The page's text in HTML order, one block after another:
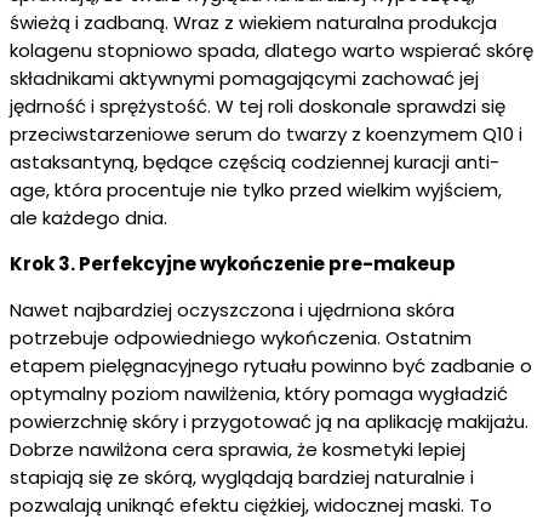
świeżą i zadbaną. Wraz z wiekiem naturalna produkcja
kolagenu stopniowo spada, dlatego warto wspierać skórę
składnikami aktywnymi pomagającymi zachować jej
jędrność i sprężystość. W tej roli doskonale sprawdzi się
przeciwstarzeniowe serum do twarzy z koenzymem Q10 i
astaksantyną, będące częścią codziennej kuracji anti-
age, która procentuje nie tylko przed wielkim wyjściem,
ale każdego dnia.
Krok 3. Perfekcyjne wykończenie pre-makeup
Nawet najbardziej oczyszczona i ujędrniona skóra
potrzebuje odpowiedniego wykończenia. Ostatnim
etapem pielęgnacyjnego rytuału powinno być zadbanie o
optymalny poziom nawilżenia, który pomaga wygładzić
powierzchnię skóry i przygotować ją na aplikację makijażu.
Dobrze nawilżona cera sprawia, że kosmetyki lepiej
stapiają się ze skórą, wyglądają bardziej naturalnie i
pozwalają uniknąć efektu ciężkiej, widocznej maski. To